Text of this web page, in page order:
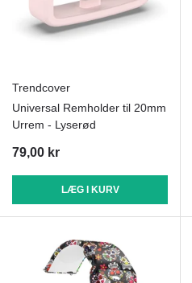
Trendcover
Universal Remholder til 20mm
Urrem - Lyserød
79,00 kr
LÆG I KURV